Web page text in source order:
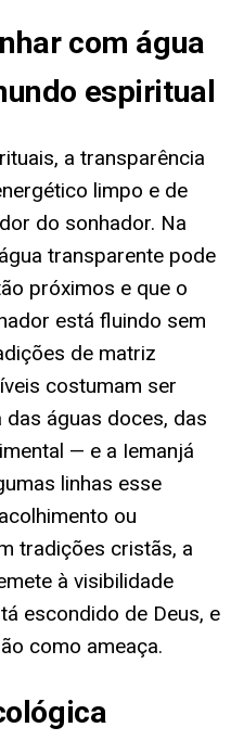
com água
espiritual
a transparência
limpo e de
do sonhador. Na
transparente pode
próximos e que o
está fluindo sem
de matriz
costumam ser
águas doces, das
— e a Iemanjá
linhas esse
ou
tradições cristãs, a
à visibilidade
escondido de Deus, e
como ameaça.